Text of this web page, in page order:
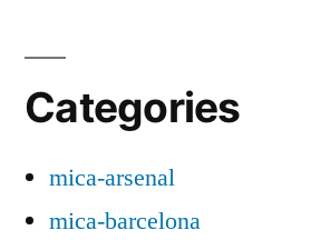
Categories
mica-arsenal
mica-barcelona